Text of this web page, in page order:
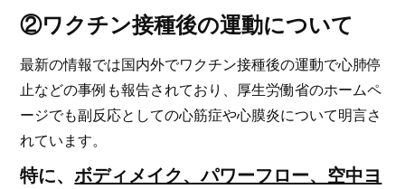
②ワクチン接種後の運動について
最新の情報では国内外でワクチン接種後の運動で心肺停
止などの事例も報告されており、厚生労働省のホームペ
ージでも副反応としての心筋症や心膜炎について明言さ
れています。
特に、ボディメイク、パワーフロー、空中ヨ